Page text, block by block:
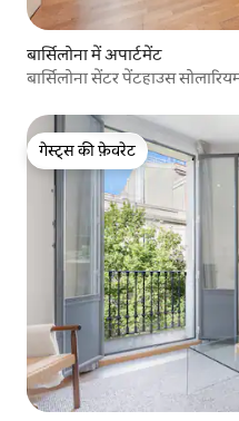
बार्सिलोना में अपार्टमेंट
बार्सिलोना सेंटर पेंटहाउस
गेस्ट्स की फ़ेवरेट
गेस्ट्स की फ़ेवरेट